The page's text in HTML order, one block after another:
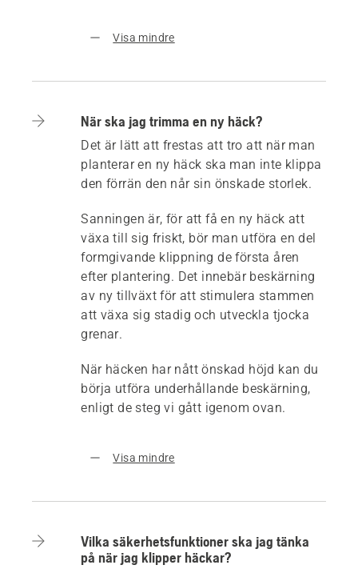
Visa mindre
När ska jag trimma en ny häck?
Det är lätt att frestas att tro att när man
planterar en ny häck ska man inte klippa
den förrän den når sin önskade storlek.
Sanningen är, för att få en ny häck att
växa till sig friskt, bör man utföra en del
formgivande klippning de första åren
efter plantering. Det innebär beskärning
av ny tillväxt för att stimulera stammen
att växa sig stadig och utveckla tjocka
grenar.
När häcken har nått önskad höjd kan du
börja utföra underhållande beskärning,
enligt de steg vi gått igenom ovan.
Visa mindre
Vilka säkerhetsfunktioner ska jag tänka
på när jag klipper häckar?